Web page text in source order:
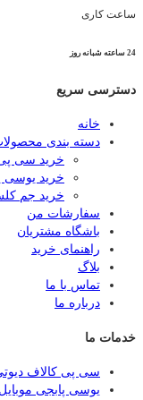
ساعت کاری
24 ساعته شبانه روز
دسترسی سریع
خانه
دسته بندی
خرید سی پی
خرید یوسی
خرید جم
سفارشات من
باشگاه مشتریان
راهنمای خرید
بلاگ
تماس با ما
درباره ما
خدمات ما
سی پی کالاف
یوسی پابجی موبایل